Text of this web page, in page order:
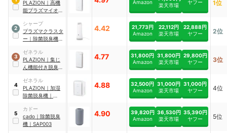
PLAZION ｜ 高機
能プラズマイオン
3000R
Amazon
楽天市場
ヤフー 1位
2
シャープ
プラズマクラスタ
ー ｜ 除菌脱臭機
4.42
21,773円
Amazon
22,112円
楽天市場
22,888円
ヤフー
2位
3
ゼネラル
PLAZION ｜ 集じ
ん機能付き脱臭機
4.77
31,800円
Amazon
31,800円
楽天市場
29,800円
ヤフー
3位
4
ゼネラル
PLAZION ｜ 加湿
除菌脱臭機 ｜
4.88
32,500円
Amazon
31,000円
楽天市場
31,000円
ヤフー
4位
5
カドー
cado ｜ 除菌脱臭
機 ｜ SAP003
4.90
39,820円
Amazon
36,530円
楽天市場
35,390円
ヤフー
5位